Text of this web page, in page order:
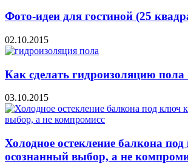
Фото-идеи для гостиной (25
02.10.2015
Как сделать гидроизоляцию пола
03.10.2015
Холодное остекление балкона
осознанный выбор, а не